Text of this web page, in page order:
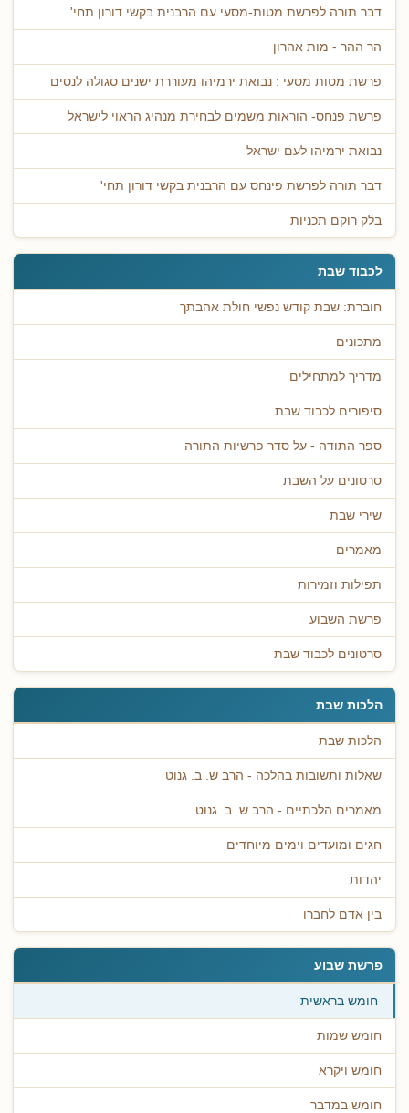
דבר תורה לפרשת מטות-מסעי עם הרבנית בקשי דורון תחי'
הר ההר - מות אהרון
פרשת מטות מסעי : נבואת ירמיהו מעוררת ישנים סגולה לנסים
פרשת פנחס- הוראות משמים לבחירת מנהיג הראוי לישראל
נבואת ירמיהו לעם ישראל
דבר תורה לפרשת פינחס עם הרבנית בקשי דורון תחי'
בלק רוקם תכניות
לכבוד שבת
חוברת: שבת קודש נפשי חולת אהבתך
מתכונים
מדריך למתחילים
סיפורים לכבוד שבת
ספר התודה - על סדר פרשיות התורה
סרטונים על השבת
שירי שבת
מאמרים
תפילות וזמירות
פרשת השבוע
סרטונים לכבוד שבת
הלכות שבת
הלכות שבת
שאלות ותשובות בהלכה - הרב ש. ב. גנוט
מאמרים הלכתיים - הרב ש. ב. גנוט
חגים ומועדים וימים מיוחדים
יהדות
בין אדם לחברו
פרשת שבוע
חומש בראשית
חומש שמות
חומש ויקרא
חומש במדבר